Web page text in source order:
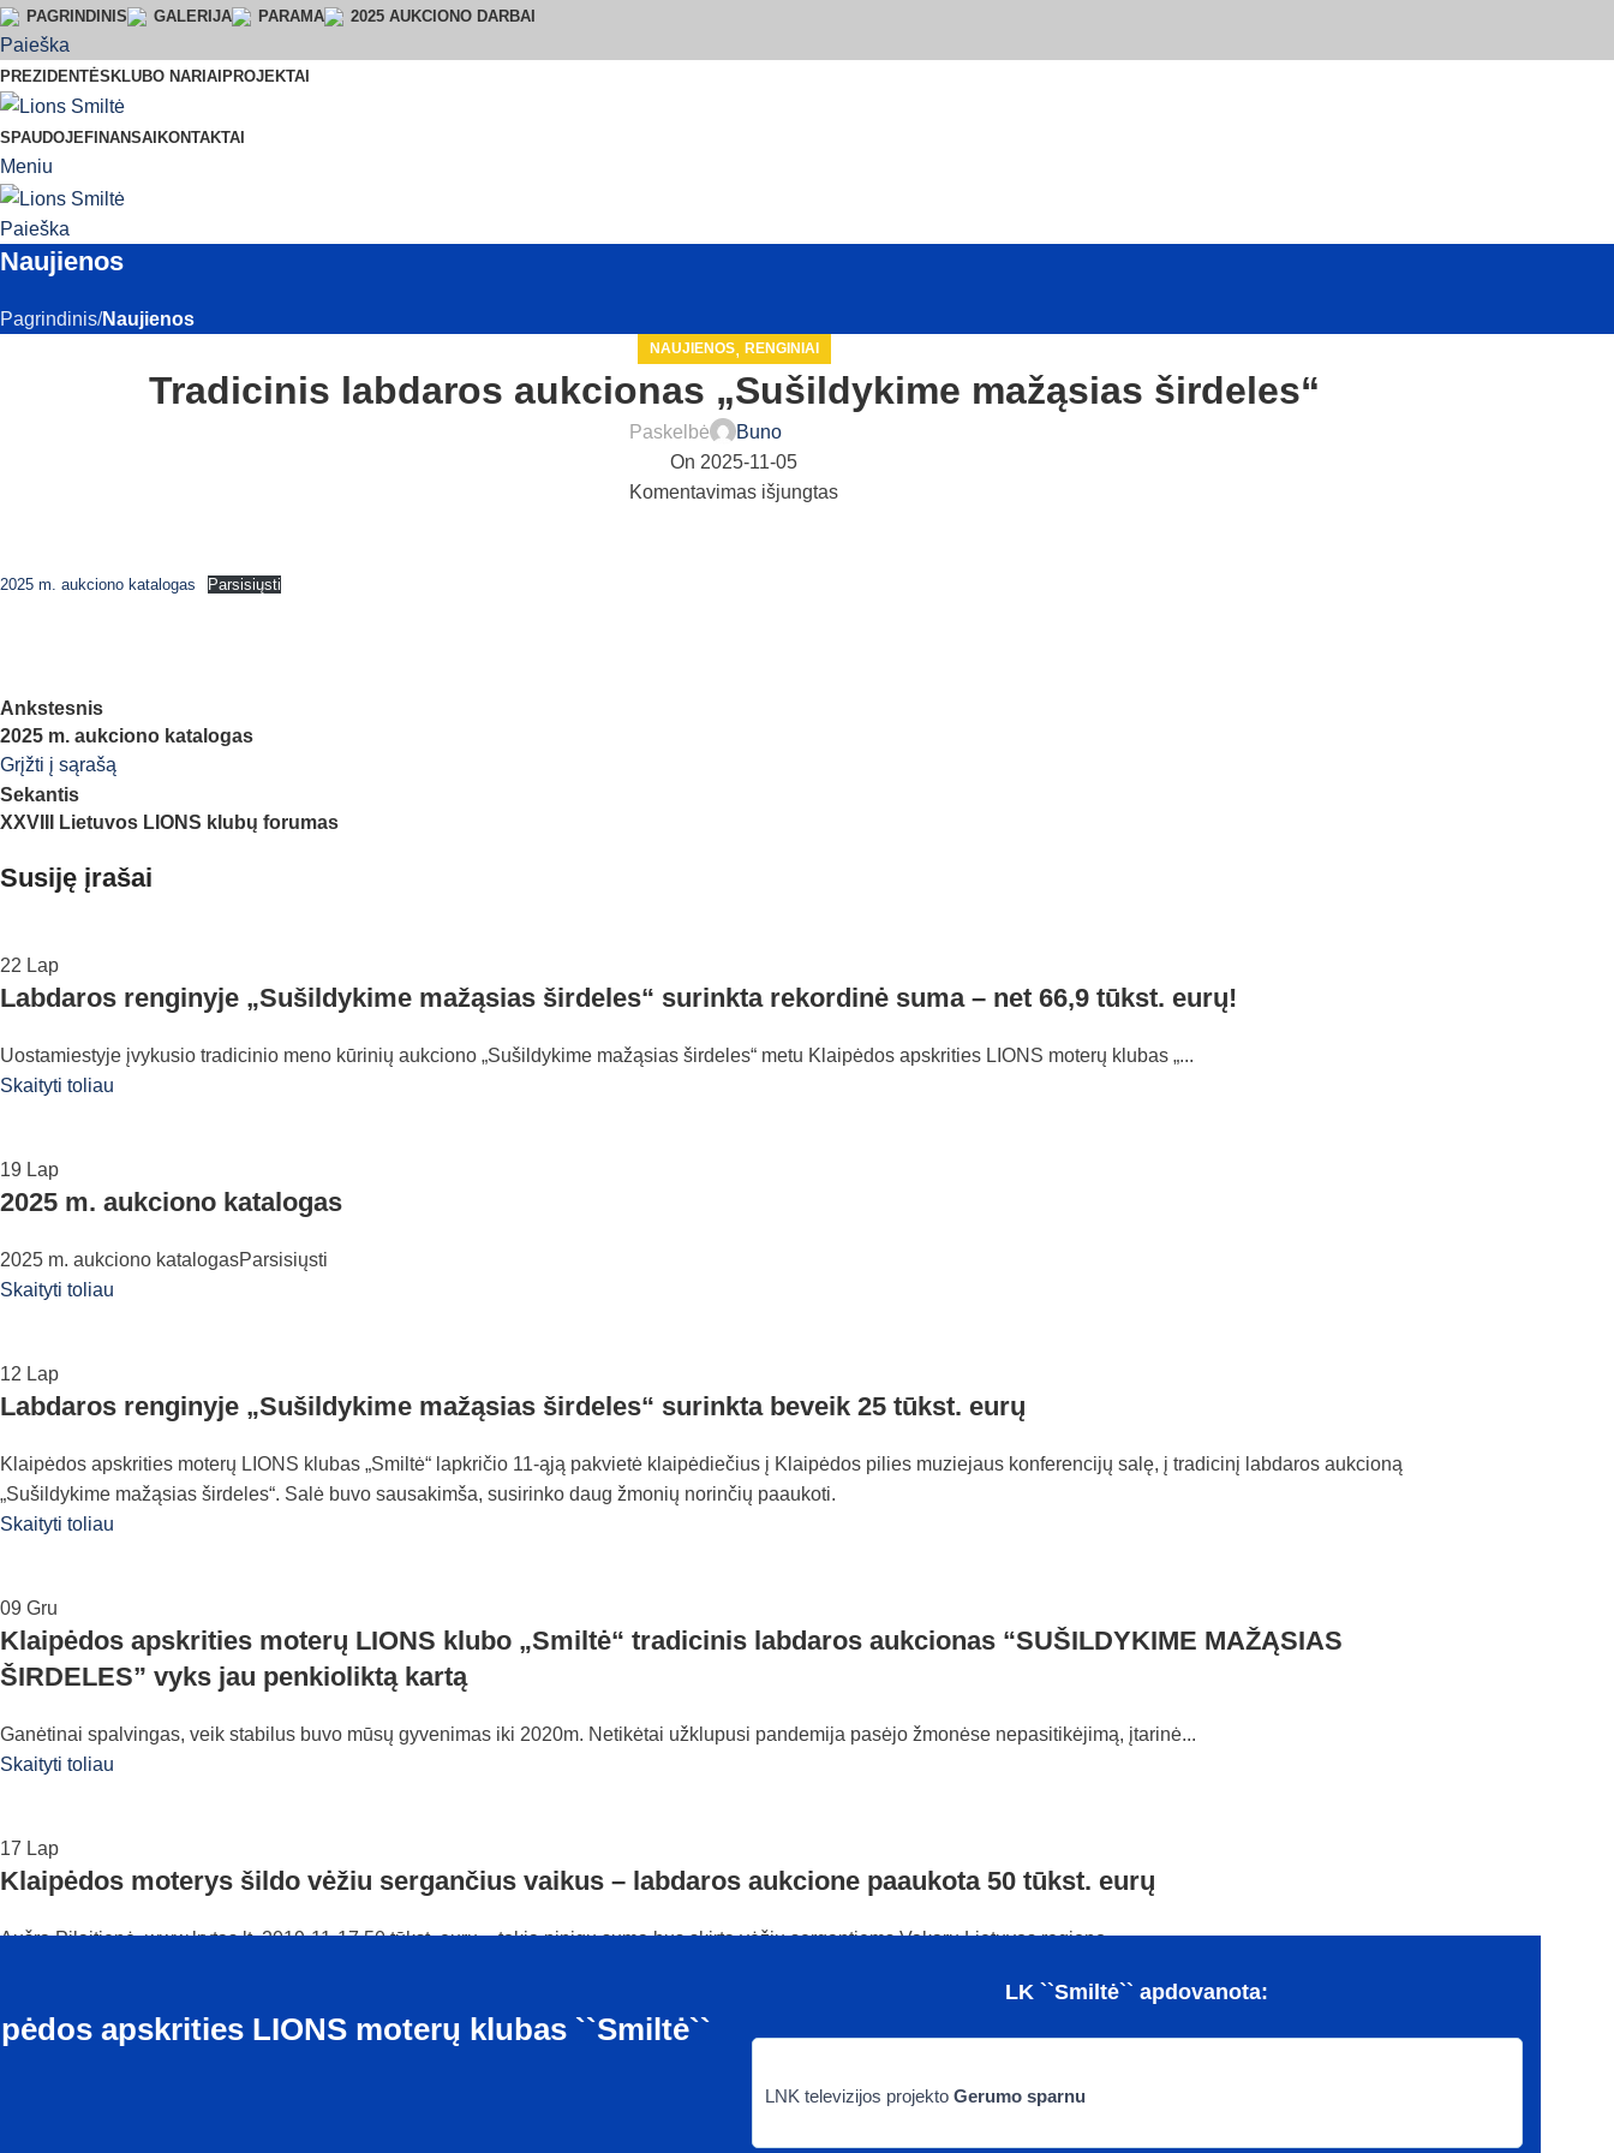
PAGRINDINIS GALERIJA PARAMA 2025 AUKCIONO DARBAI
Paieška
PREZIDENTĖS KLUBO NARIAI PROJEKTAI
SPAUDOJEFINANSAI KONTAKTAI
Meniu
Paieška
Naujienos
Pagrindinis Naujienos
NAUJIENOS, RENGINIAI
Tradicinis labdaros aukcionas „Sušildykime mažąsias širdeles“
Paskelbė
Buno
On 2025-11-05
Komentavimas išjungtas
2025 m. aukciono katalogas Parsisiųsti
Ankstesnis
2025 m. aukciono katalogas
Grįžti į sąrašą
Sekantis
XXVIII Lietuvos LIONS klubų forumas
Susiję įrašai
22 Lap
Labdaros renginyje „Sušildykime mažąsias širdeles“ surinkta rekordinė suma – net 66,9 tūkst. eurų!
Uostamiestyje įvykusio tradicinio meno kūrinių aukciono „Sušildykime mažąsias širdeles“ metu Klaipėdos apskrities LIONS moterų klubas „...
Skaityti toliau
19 Lap
2025 m. aukciono katalogas
2025 m. aukciono katalogasParsisiųsti
Skaityti toliau
12 Lap
Labdaros renginyje „Sušildykime mažąsias širdeles“ surinkta beveik 25 tūkst. eurų
Klaipėdos apskrities moterų LIONS klubas „Smiltė“ lapkričio 11-ąją pakvietė klaipėdiečius į Klaipėdos pilies muziejaus konferencijų salę, į tradicinį labdaros aukcioną
„Sušildykime mažąsias širdeles“. Salė buvo sausakimša, susirinko daug žmonių norinčių paaukoti.
Skaityti toliau
09 Gru
Klaipėdos apskrities moterų LIONS klubo „Smiltė“ tradicinis labdaros aukcionas “SUŠILDYKIME MAŽĄSIAS
ŠIRDELES” vyks jau penkioliktą kartą
Ganėtinai spalvingas, veik stabilus buvo mūsų gyvenimas iki 2020m. Netikėtai užklupusi pandemija pasėjo žmonėse nepasitikėjimą, įtarinė...
Skaityti toliau
17 Lap
Klaipėdos moterys šildo vėžiu sergančius vaikus – labdaros aukcione paaukota 50 tūkst. eurų
Aušra Pilaitienė, www.lrytas.lt, 2019-11-17 50 tūkst. eurų – tokia pinigų suma bus skirta vėžiu sergantiems Vakarų Lietuvos regiono ...
apskrities LIONS moterų klubas ``Smiltė``
LK ``Smiltė`` apdovanota:
LNK televizijos projekto Gerumo sparnu